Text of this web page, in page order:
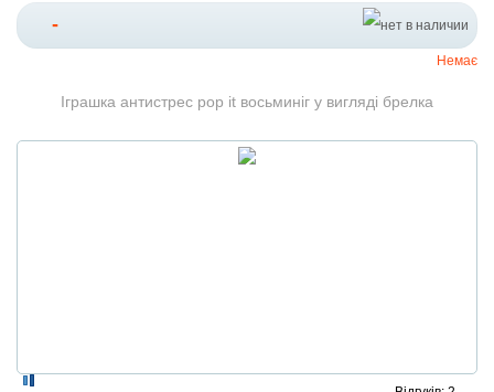
-
Немає
Іграшка антистрес pop it восьминіг у вигляді брелка